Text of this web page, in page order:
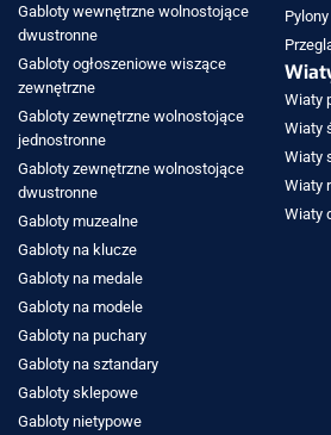
Gabloty wewnętrzne wolnostojące
dwustronne
Gabloty ogłoszeniowe wiszące
zewnętrzne
Gabloty zewnętrzne wolnostojące
jednostronne
Gabloty zewnętrzne wolnostojące
dwustronne
Gabloty muzealne
Gabloty na klucze
Gabloty na medale
Gabloty na modele
Gabloty na puchary
Gabloty na sztandary
Gabloty sklepowe
Gabloty nietypowe
Pylony
Wiaty
Wiaty
Wiaty
Wiaty
Wiaty